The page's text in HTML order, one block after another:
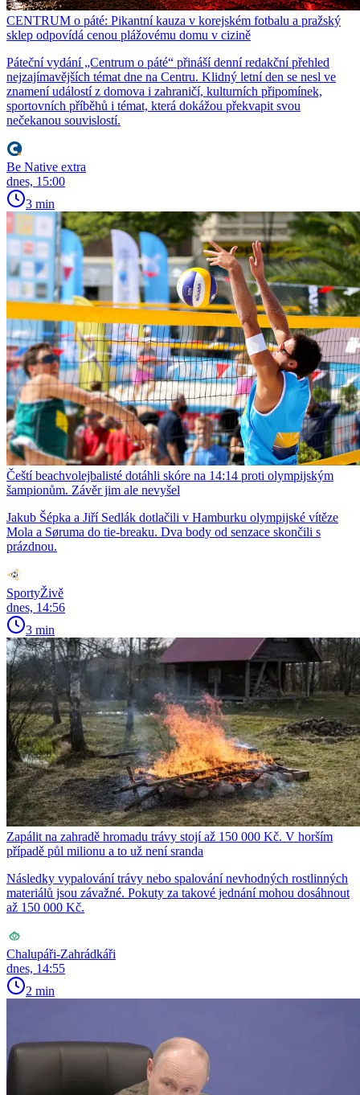
CENTRUM o páté: Pikantní kauza v korejském fotbalu a pražský
sklep odpovídá cenou plážovému domu v cizině
Páteční vydání „Centrum o páté“ přináší denní redakční přehled
nejzajímavějších témat dne na Centru. Klidný letní den se nesl ve
znamení událostí z domova i zahraničí, kulturních připomínek,
sportovních příběhů i témat, která dokážou překvapit svou
nečekanou souvislostí.
Be Native extra
dnes, 15:00
3 min
Čeští beachvolejbalisté dotáhli skóre na 14:14 proti olympijským
šampionům. Závěr jim ale nevyšel
Jakub Šépka a Jiří Sedlák dotlačili v Hamburku olympijské vítěze
Mola a Søruma do tie-breaku. Dva body od senzace skončili s
prázdnou.
SportyŽivě
dnes, 14:56
3 min
Zapálit na zahradě hromadu trávy stojí až 150 000 Kč. V horším
případě půl milionu a to už není sranda
Následky vypalování trávy nebo spalování nevhodných rostlinných
materiálů jsou závažné. Pokuty za takové jednání mohou dosáhnout
až 150 000 Kč.
Chalupáři-Zahrádkáři
dnes, 14:55
2 min